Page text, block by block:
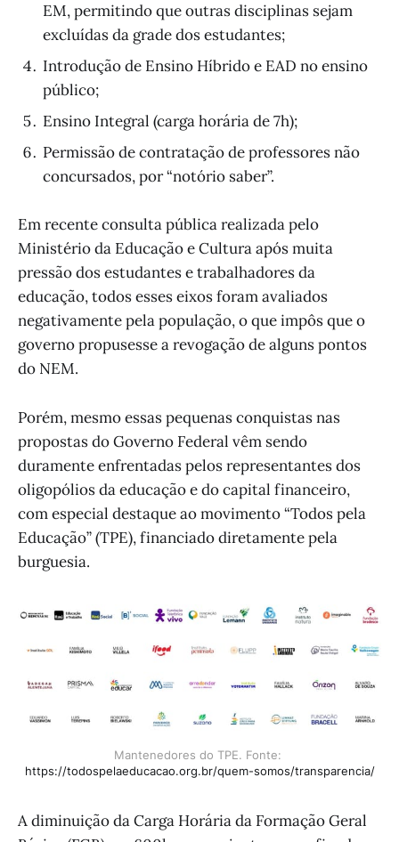
EM, permitindo que outras disciplinas sejam
excluídas da grade dos estudantes;
Introdução de Ensino Híbrido e EAD no ensino
público;
Ensino Integral (carga horária de 7h);
Permissão de contratação de professores não
concursados, por “notório saber”.
Em recente consulta pública realizada pelo
Ministério da Educação e Cultura após muita
pressão dos estudantes e trabalhadores da
educação, todos esses eixos foram avaliados
negativamente pela população, o que impôs que o
governo propusesse a revogação de alguns pontos
do NEM.
Porém, mesmo essas pequenas conquistas nas
propostas do Governo Federal vêm sendo
duramente enfrentadas pelos representantes dos
oligopólios da educação e do capital financeiro,
com especial destaque ao movimento “Todos pela
Educação” (TPE), financiado diretamente pela
burguesia.
https://todospelaeducacao.org.br/quem-somos/transparencia/
A diminuição da Carga Horária da Formação Geral